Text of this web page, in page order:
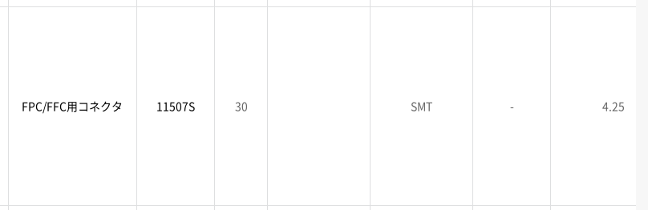
FPC/FFC用コネクタ 11507S 30 SMT - 4.25